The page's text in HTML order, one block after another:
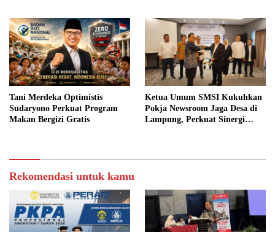
Tani Merdeka Optimistis
Sudaryono Perkuat Program
Makan Bergizi Gratis
Ketua Umum SMSI Kukuhkan
Pokja Newsroom Jaga Desa di
Lampung, Perkuat Sinergi
Rekomendasi untuk kamu